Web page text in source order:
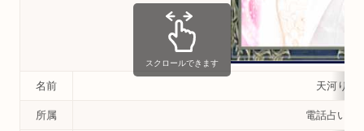
名前 天河りん
所属 電話占いウ
スクロールできます